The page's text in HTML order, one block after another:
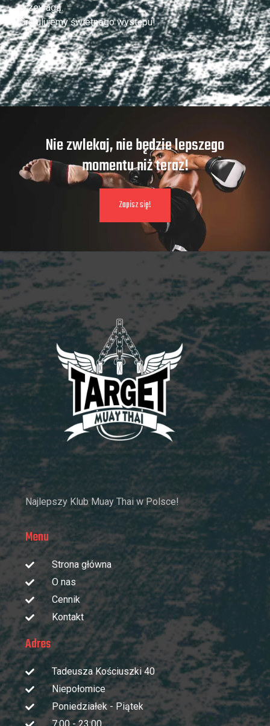
przewagą.
Gratulujemy świetnego występu!
Nie zwlekaj, nie będzie lepszego
momentu niż teraz!
Zapisz się!
Najlepszy Klub Muay Thai w Polsce!
Menu
Strona główna
O nas
Cennik
Kontakt
Adres
Tadeusza Kościuszki 40
Niepołomice
Poniedziałek - Piątek